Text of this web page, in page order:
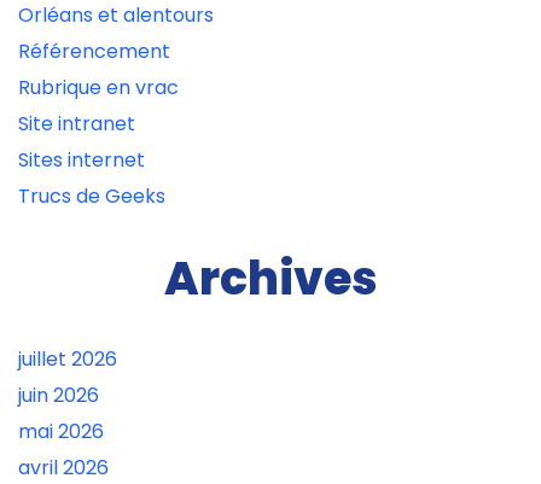
Orléans et alentours
Référencement
Rubrique en vrac
Site intranet
Sites internet
Trucs de Geeks
Archives
juillet 2026
juin 2026
mai 2026
avril 2026